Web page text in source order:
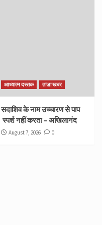
आध्यात्म दस्तक ताज़ा खबर
सदाशिव के नाम उच्चारण से पाप
स्पर्श नहीं करता – अखिलानंद
August 7, 2026 0